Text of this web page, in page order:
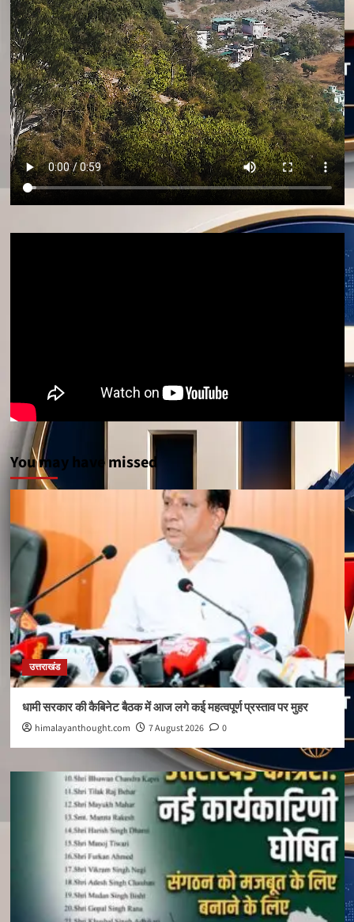
You may have missed
उत्तराखंड
धामी सरकार की कैबिनेट बैठक में आज लगे कई महत्वपूर्ण प्रस्ताव पर मुहर
himalayanthought.com 7 August 2026 0